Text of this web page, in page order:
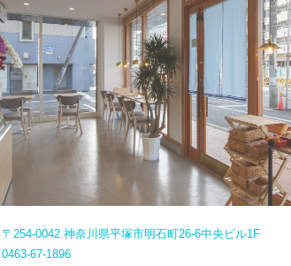
〒254-0042 神奈川県平塚市明石町26-6中央ビル1F
0463-67-1896